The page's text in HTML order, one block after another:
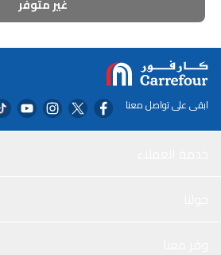
غير متوفر
ابقى على تواصل معنا